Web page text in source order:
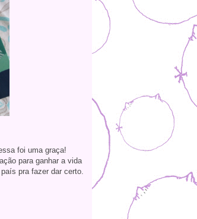
foi uma graça!
para ganhar a vida
pra fazer dar certo.